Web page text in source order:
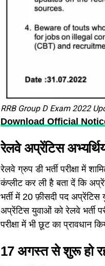
RRB Group D Exam 2022
Download Official
रेलवे अप्रेंटिस
रेलवे ग्रुप डी भर्ती परीक्षा में
कंप्लीट कर ली है बता दें कि
भर्ती में 20 फ़ीसदी पद अप्रेंटिस
अप्रेंटिस युवाओं को रेलवे भर्ती
परीक्षा में भी छूट का प्रावधान
17 अगस्त से शुरू हो